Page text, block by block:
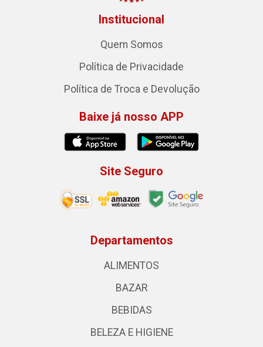
Institucional
Quem Somos
Política de Privacidade
Política de Troca e Devolução
Baixe já nosso APP
Site Seguro
Departamentos
ALIMENTOS
BAZAR
BEBIDAS
BELEZA E HIGIENE